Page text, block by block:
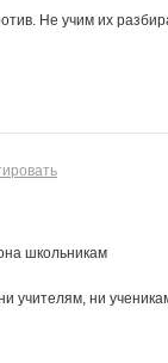
Не учим их
школьникам
учителям, ни